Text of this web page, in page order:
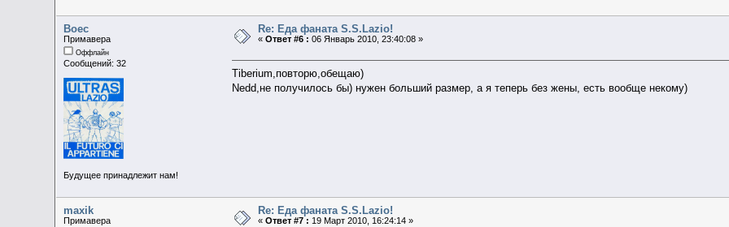
Boec
Примавера
Оффлайн
Сообщений: 32
Будущее принадлежит нам!
Re: Еда фаната S.S.Lazio!
«Ответ #6 : 06 Январь 2010, 23:40:08 »
Tiberium,повторю,обещаю)
Nedd,не получилось бы) нужен больший размер, а я теперь без жены, есть вообще некому)
maxik
Примавера
Re: Еда фаната S.S.Lazio!
«Ответ #7 : 19 Март 2010, 16:24:14 »